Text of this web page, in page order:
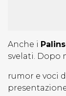
Anche i
svelati. Dopo
rumor e voci